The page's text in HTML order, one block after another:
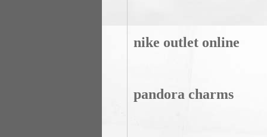
nike outlet online
pandora charms